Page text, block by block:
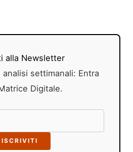
alla Newsletter
settimanali: Entra
Digitale.
ISCRIVITI